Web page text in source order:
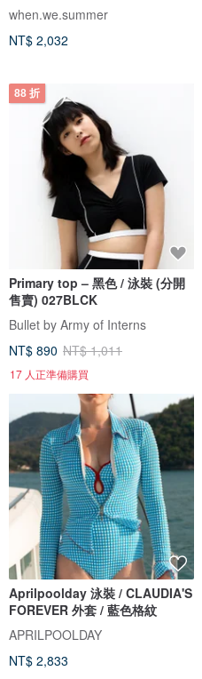
when.we.summer
NT$ 2,032
88 折
Primary top – 黑色 / 泳裝 (分開
售賣) 027BLCK
Bullet by Army of Interns
NT$ 890 NT$ 1,011
17 人正準備購買
Aprilpoolday 泳裝 / CLAUDIA'S
FOREVER 外套 / 藍色格紋
APRILPOOLDAY
NT$ 2,833